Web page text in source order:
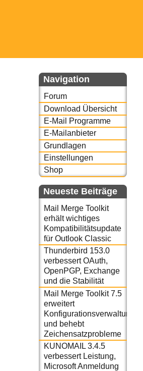
Navigation
Forum
Download Übersicht
E-Mail Programme
E-Mailanbieter
Grundlagen
Einstellungen
Shop
Neueste Beiträge
Mail Merge Toolkit
erhält wichtiges
Kompatibilitätsupdate
für Outlook Classic
Thunderbird 153.0
verbessert OAuth,
OpenPGP, Exchange
und die Stabilität
Mail Merge Toolkit 7.5
erweitert
Konfigurationsverwaltung
und behebt
Zeichensatzprobleme
KUNOMAIL 3.4.5
verbessert Leistung,
Microsoft Anmeldung
oder auch